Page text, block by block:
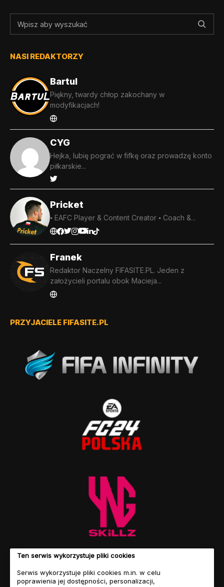
NASI REDAKTORZY
Bartul
Piękny, twardy chłop zakochany w
modyfikacjach!
CYG
Hejka, lubię pograć w fifkę oraz prowadzę konto
piłkarskie...
Pricket
▪️ EAFC Player & Content Creator ▪️ Coach &...
Franek
Redaktor Naczelny FIFASITE.PL. Jeden z
założycieli portalu obok Macieja...
PRZYJACIELE FIFASITE.PL
Ten serwis wykorzystuje pliki cookies
Serwis wykorzystuje pliki cookies m.in. w celu
poprawienia jej dostępności, personalizacji,